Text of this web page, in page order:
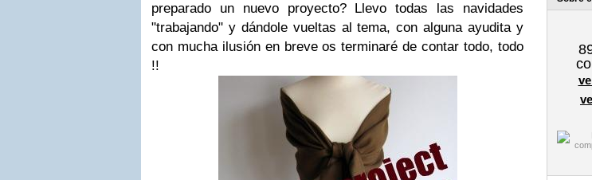
preparado un nuevo proyecto? Llevo todas las navidades
"trabajando" y dándole vueltas al tema, con alguna ayudita y
con mucha ilusión en breve os terminaré de contar todo, todo
!!